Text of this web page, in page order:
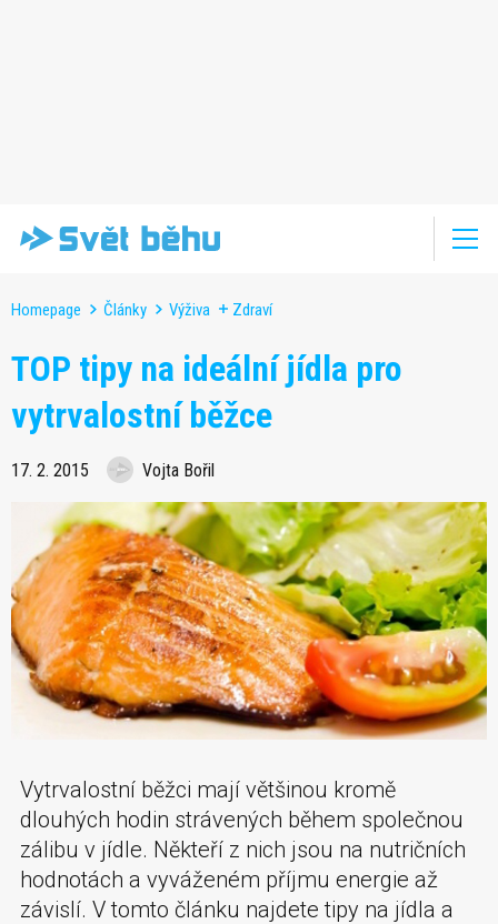
Homepage Články Výživa Zdraví
TOP tipy na ideální jídla pro
vytrvalostní běžce
17. 2. 2015 Vojta Bořil
Vytrvalostní běžci mají většinou kromě
dlouhých hodin strávených během společnou
zálibu v jídle. Někteří z nich jsou na nutričních
hodnotách a vyváženém příjmu energie až
závislí. V tomto článku najdete tipy na jídla a